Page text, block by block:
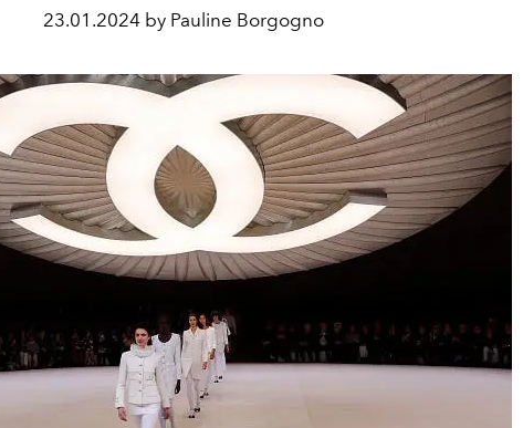
23.01.2024 by Pauline Borgogno